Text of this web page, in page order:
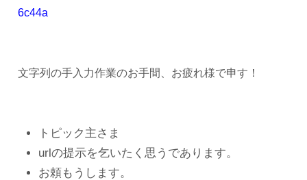
6c44a
文字列の手入力作業のお手間、お疲れ様で申す！
トピック主さま
urlの提示を乞いたく思うであります。
お頼もうします。